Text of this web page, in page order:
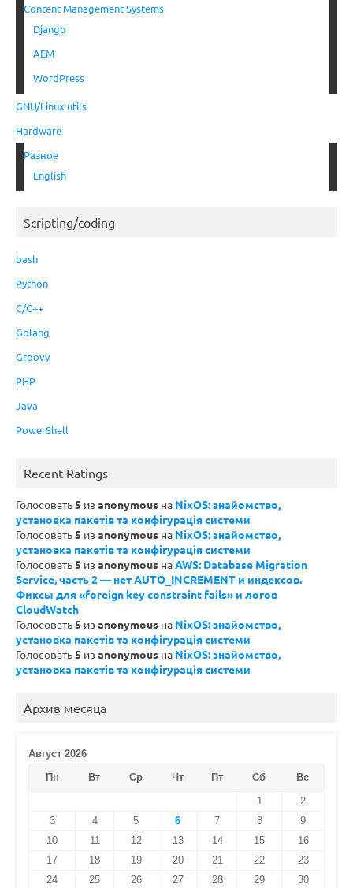
Content Management Systems
Django
AEM
WordPress
GNU/Linux utils
Hardware
Разное
English
Scripting/coding
bash
Python
C/C++
Golang
Groovy
PHP
Java
PowerShell
Recent Ratings
Голосовать5 из anonymous на NixOS: знайомство,
установка пакетів та конфігурація системи
Голосовать5 из anonymous на NixOS: знайомство,
установка пакетів та конфігурація системи
Голосовать5 из anonymous наAWS: Database Migration
Service, часть 2 — нет AUTO_INCREMENT и индексов.
Фиксы для «foreign key constraint fails» и логов
CloudWatch
Голосовать5 из anonymous на NixOS: знайомство,
установка пакетів та конфігурація системи
Голосовать5 из anonymous на NixOS: знайомство,
установка пакетів та конфігурація системи
Архив месяца
Август 2026
Пн
Вт Ср Чт Пт Сб
Вс
1
2
3
4 5 6 7 8
9
10
11 12 13 14 15
16
17
18 19 20 21 22
23
24
25 26 27 28 29 30